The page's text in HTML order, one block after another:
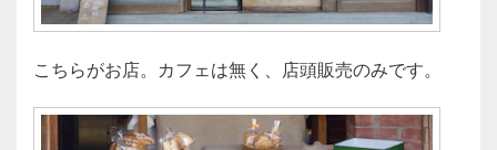
こちらがお店。カフェは無く、店頭販売のみです。